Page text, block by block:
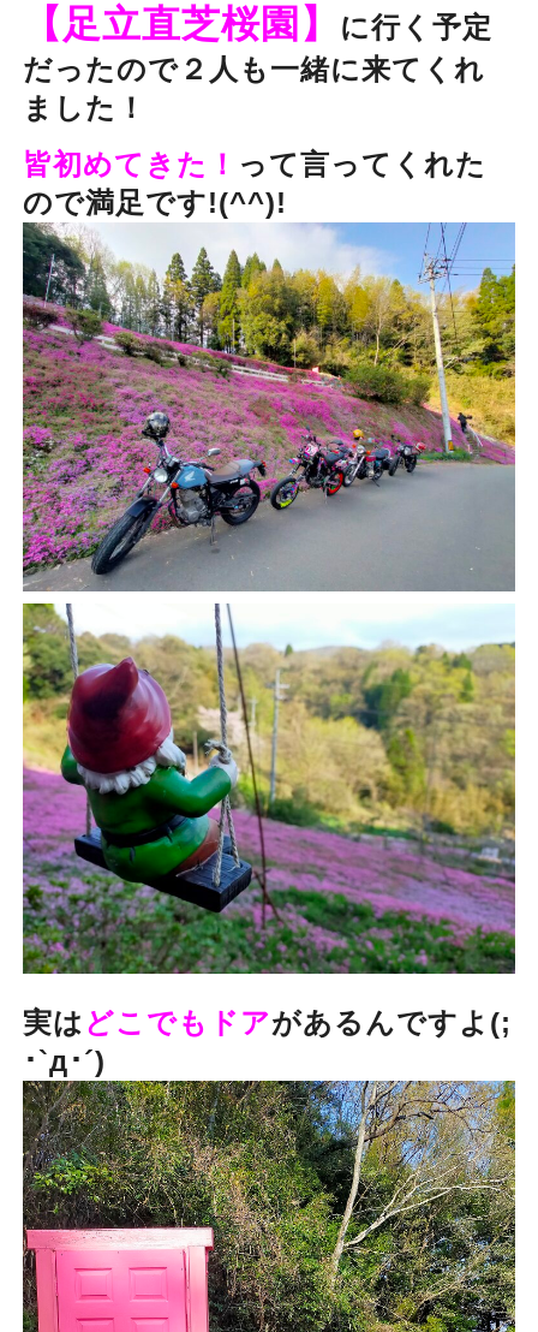
【足立直芝桜園】
に行く予定
だったので２人も一緒に来てくれ
ました！
皆初めてきた！ って言ってくれた
ので満足です!(^^)!
実は どこでもドアがあるんですよ(;
･`д･´)